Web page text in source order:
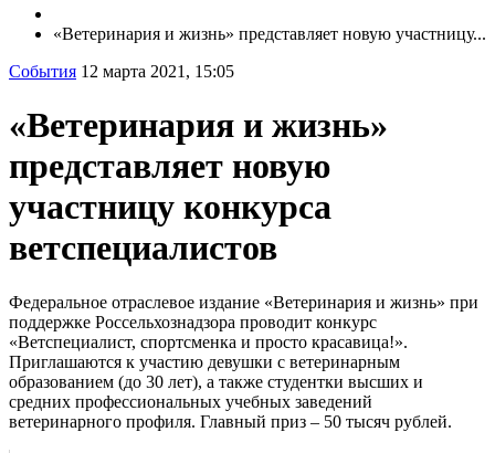
«Ветеринария и жизнь» представляет новую участницу...
События 12 марта 2021, 15:05
«Ветеринария и жизнь»
представляет новую
участницу конкурса
ветспециалистов
Федеральное отраслевое издание «Ветеринария и жизнь» при
поддержке Россельхознадзора проводит конкурс
«Ветспециалист, спортсменка и просто красавица!».
Приглашаются к участию девушки с ветеринарным
образованием (до 30 лет), а также студентки высших и
средних профессиональных учебных заведений
ветеринарного профиля. Главный приз – 50 тысяч рублей.